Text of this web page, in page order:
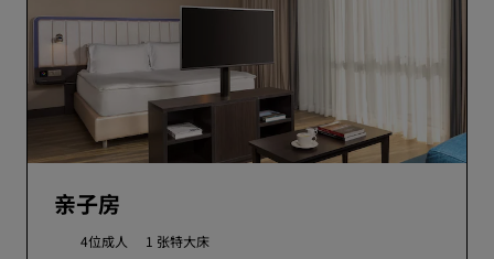
亲子房
4位成人 1 张特大床